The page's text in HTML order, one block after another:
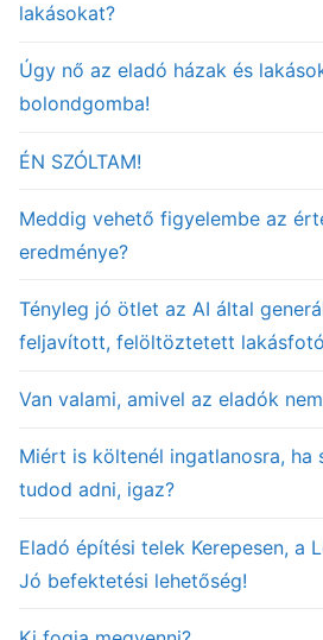
lakásokat?
Úgy nő az eladó házak és
bolondgomba!
ÉN SZÓLTAM!
Meddig vehető figyelembe az
eredménye?
Tényleg jó ötlet az AI által
feljavított, felöltöztetett
Van valami, amivel az eladók
Miért is költenél ingatlanosra, ha
tudod adni, igaz?
Eladó építési telek Kerepesen, a
Jó befektetési lehetőség!